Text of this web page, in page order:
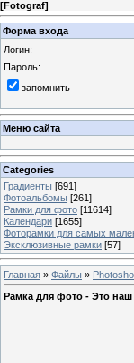
[Fotograf]
Форма входа
Логин:
Пароль:
запомнить
Меню сайта
Categories
Градиенты [691]
Фотоальбомы [261]
Рамки для фото [11614]
Календари [1655]
Фоторамки для самых
Эксклюзивные рамки [57]
Главная » Файлы »
Рамка для фото - Это наш